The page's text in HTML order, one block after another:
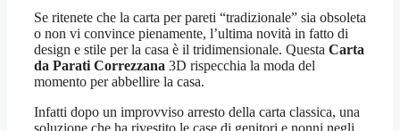
Se ritenete che la carta per pareti “tradizionale” sia obsoleta
o non vi convince pienamente, l’ultima novità in fatto di
design e stile per la casa è il tridimensionale. Questa Carta
da Parati Correzzana 3D rispecchia la moda del
momento per abbellire la casa.
Infatti dopo un improvviso arresto della carta classica, una